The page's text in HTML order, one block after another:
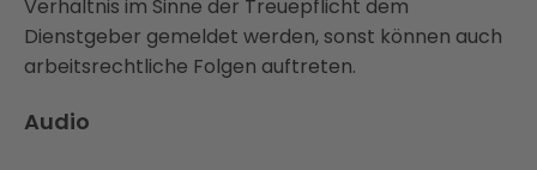
Verhältnis im Sinne der Treuepflicht dem
Dienstgeber gemeldet werden, sonst können auch
arbeitsrechtliche Folgen auftreten.
Audio